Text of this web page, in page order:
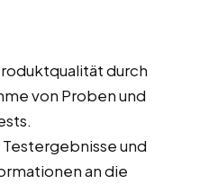
durch
von Proben und
und
an die